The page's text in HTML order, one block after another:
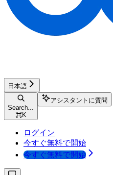
日本語
Search...
⌘K
アシスタントに質問
ログイン
今すぐ無料で開始
今すぐ無料で開始